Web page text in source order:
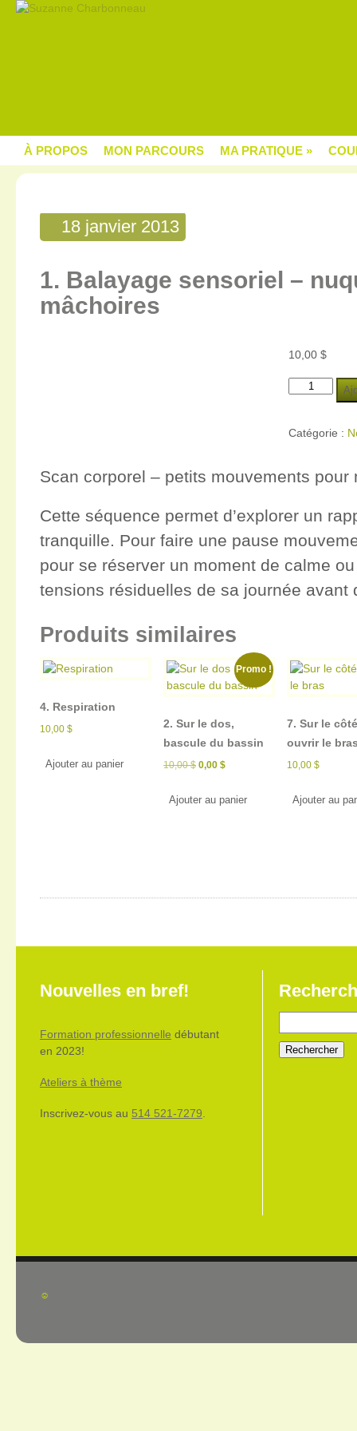
À PROPOS MON PARCOURS MA PRATIQUE »
18 janvier 2013
1. Balayage sensoriel –
mâchoires
10,00 $
quantité
Balayage
nuque
mâchoires
Catégorie :
Scan corporel – petits mouvements pour
Cette séquence permet d’explorer un
tranquille. Pour faire une pause
pour se réserver un moment de calme
tensions résiduelles de sa journée avant
Produits similaires
4. Respiration
10,00 $
Ajouter au panier
Promo !
2. Sur le dos,
bascule du bassin
10,00$ Le
était :
0,00$Le
actuel
Ajouter au panier
7. Sur le
ouvrir le
10,00$
Ajouter au
Nouvelles en bref!
Formation professionnelle débutant
en 2023!
Ateliers à thème
Inscrivez-vous au 514 521-7279
☺